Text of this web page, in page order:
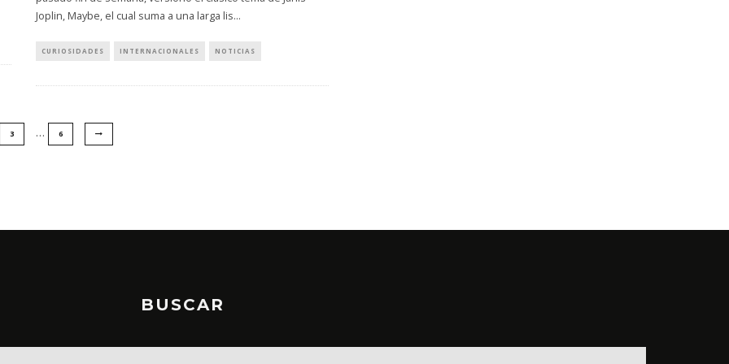
Joplin, Maybe, el cual suma a una larga lis...
CURIOSIDADES INTERNACIONALES NOTICIAS
3 … 6
BUSCAR